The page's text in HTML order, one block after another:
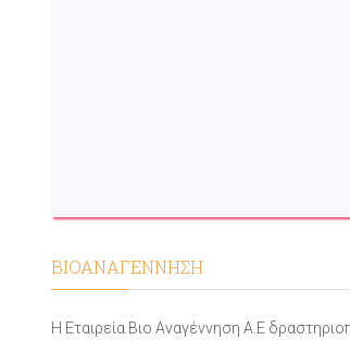
ΒΙΟΑΝΑΓΕΝΝΗΣΗ
Η Εταιρεία Βιο Αναγέννηση Α.Ε